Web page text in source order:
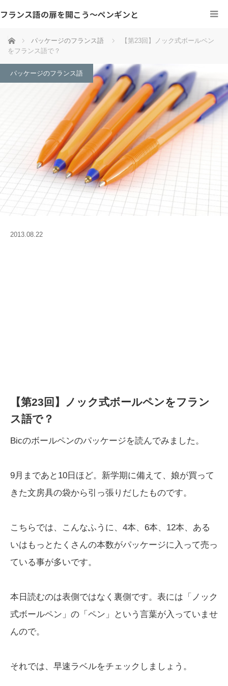
フランス語の扉を開こう～ペンギンと
ホーム パッケージのフランス語
【第23回】ノック式ボールペン
をフランス語で？
パッケージのフランス語
2013.08.22
【第23回】ノック式ボールペンをフラン
ス語で？
Bicのボールペンのパッケージを読んでみました。
9月まであと10日ほど。新学期に備えて、娘が買って
きた文房具の袋から引っ張りだしたものです。
こちらでは、こんなふうに、4本、6本、12本、ある
いはもっとたくさんの本数がパッケージに入って売っ
ている事が多いです。
本日読むのは表側ではなく裏側です。表には「ノック
式ボールペン」の「ペン」という言葉が入っていませ
んので。
それでは、早速ラベルをチェックしましょう。